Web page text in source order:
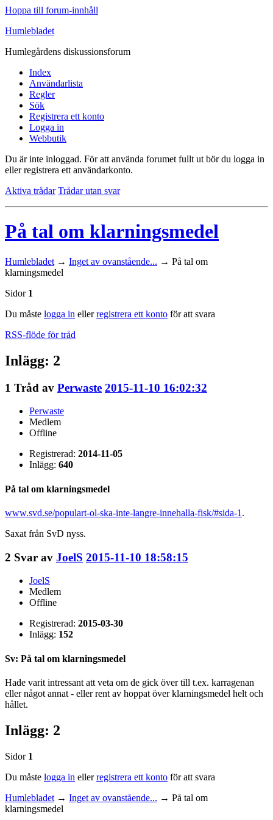
Hoppa till forum-innhåll
Humlebladet
Humlegårdens diskussionsforum
Index
Användarlista
Regler
Sök
Registrera ett konto
Logga in
Webbutik
Du är inte inloggad. För att använda forumet fullt ut bör du logga in
eller registrera ett användarkonto.
Aktiva trådar Trådar utan svar
På tal om klarningsmedel
Humlebladet → Inget av ovanstående... → På tal om
klarningsmedel
Sidor 1
Du måste logga in ellerregistrera ett konto för att svara
RSS-flöde för tråd
Inlägg: 2
1 Tråd av Perwaste 2015-11-10 16:02:32
Perwaste
Medlem
Offline
Registrerad: 2014-11-05
Inlägg: 640
På tal om klarningsmedel
www.svd.se/populart-ol-ska-inte-langre-innehalla-fisk/#sida-1 .
Saxat från SvD nyss.
2 Svar av JoelS 2015-11-10 18:58:15
JoelS
Medlem
Offline
Registrerad: 2015-03-30
Inlägg: 152
Sv: På tal om klarningsmedel
Hade varit intressant att veta om de gick över till t.ex. karragenan
eller något annat - eller rent av hoppat över klarningsmedel helt och
hållet.
Inlägg: 2
Sidor 1
Du måste logga in ellerregistrera ett konto för att svara
Humlebladet → Inget av ovanstående... → På tal om
klarningsmedel